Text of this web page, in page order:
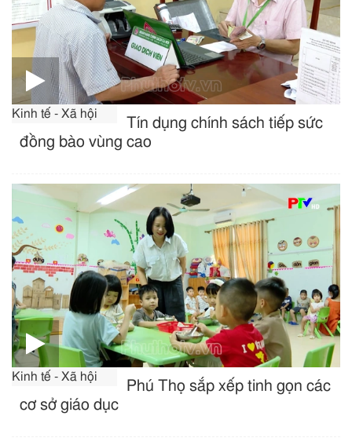
Kinh tế - Xã hội
Tín dụng chính sách tiếp sức
đồng bào vùng cao
Kinh tế - Xã hội
Phú Thọ sắp xếp tinh gọn các
cơ sở giáo dục